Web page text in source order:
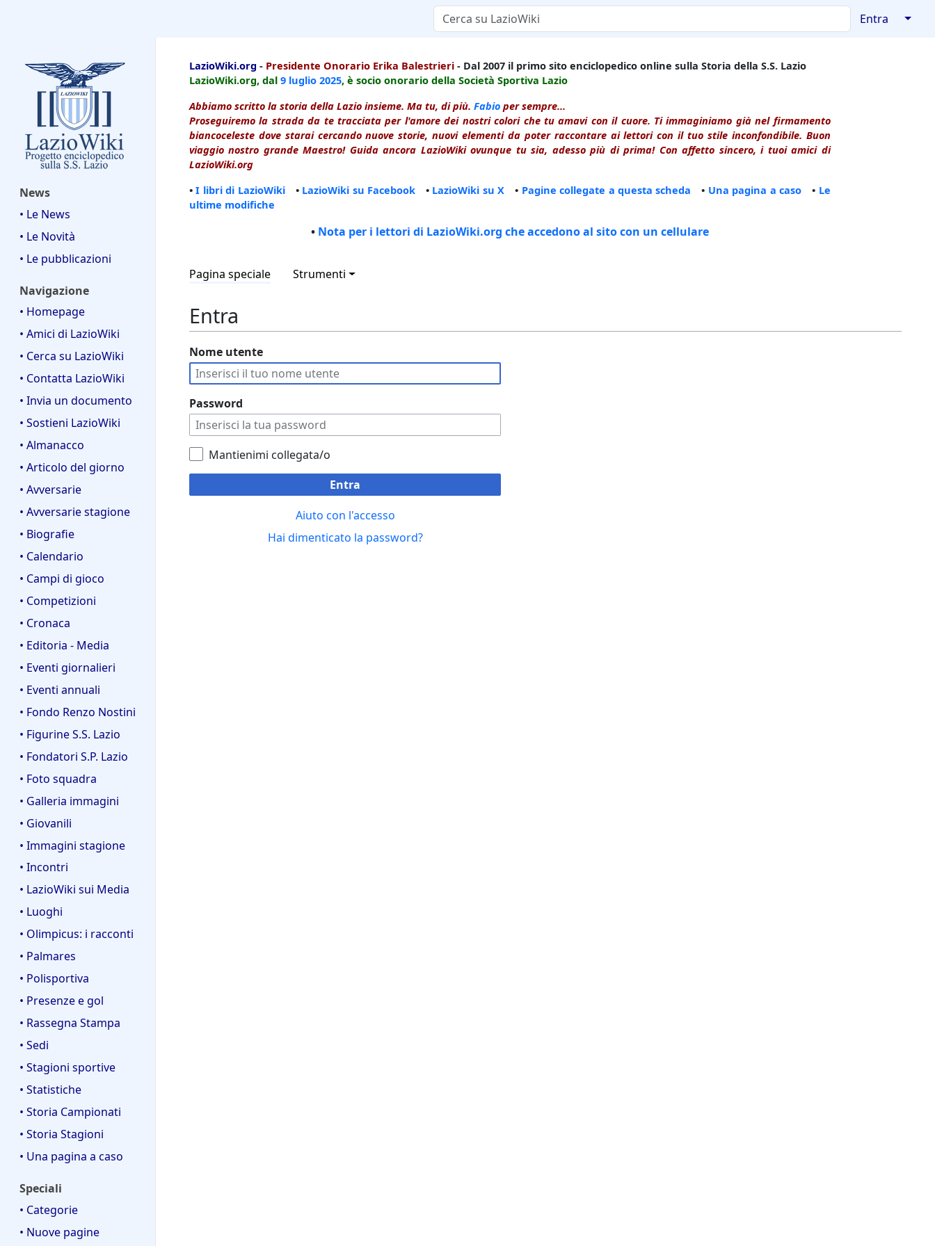
Entra ↓
News
• Le News
• Le Novità
• Le pubblicazioni
Navigazione
• Homepage
• Amici di LazioWiki
• Cerca su LazioWiki
• Contatta LazioWiki
• Invia un documento
• Sostieni LazioWiki
• Almanacco
• Articolo del giorno
• Avversarie
• Avversarie stagione
• Biografie
• Calendario
• Campi di gioco
• Competizioni
• Cronaca
• Editoria - Media
• Eventi giornalieri
• Eventi annuali
• Fondo Renzo Nostini
• Figurine S.S. Lazio
• Fondatori S.P. Lazio
• Foto squadra
• Galleria immagini
• Giovanili
• Immagini stagione
• Incontri
• LazioWiki sui Media
• Luoghi
• Olimpicus: i racconti
• Palmares
• Polisportiva
• Presenze e gol
• Rassegna Stampa
• Sedi
• Stagioni sportive
• Statistiche
• Storia Campionati
• Storia Stagioni
• Una pagina a caso
Speciali
• Categorie
• Nuove pagine
LazioWiki.org - Presidente Onorario Erika Balestrieri - Dal 2007 il primo sito enciclopedico online sulla Storia della S.S. Lazio
LazioWiki.org, dal 9 luglio 2025, è socio onorario della Società Sportiva Lazio
Abbiamo scritto la storia della Lazio insieme. Ma tu, di più. Fabio per sempre...
Proseguiremo la strada da te tracciata per l'amore dei nostri colori che tu amavi con il cuore. Ti immaginiamo già nel firmamento
biancoceleste dove starai cercando nuove storie, nuovi elementi da poter raccontare ai lettori con il tuo stile inconfondibile. Buon
viaggio nostro grande Maestro! Guida ancora LazioWiki ovunque tu sia, adesso più di prima! Con affetto sincero, i tuoi amici di
LazioWiki.org
•I libri di LazioWiki• LazioWiki su Facebook • LazioWiki su X • Pagine collegate a questa scheda • Una pagina a caso • Le
ultime modifiche
• Nota per i lettori di LazioWiki.org che accedono al sito con un cellulare
Pagina speciale Strumenti
Entra
Nome utente
Password
Mantienimi collegata/o
Entra
Aiuto con l'accesso
Hai dimenticato la password?